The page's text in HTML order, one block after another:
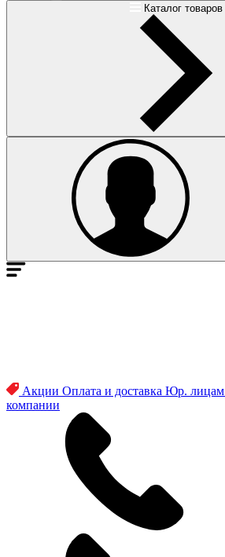
Каталог товаров
Акции Оплата и доставка Юр. лицам
компании